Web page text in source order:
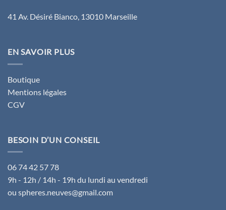
41 Av. Désiré Bianco, 13010 Marseille
EN SAVOIR PLUS
Boutique
Mentions légales
CGV
BESOIN D’UN CONSEIL
06 74 42 57 78
9h - 12h / 14h - 19h du lundi au vendredi
ou spheres.neuves@gmail.com